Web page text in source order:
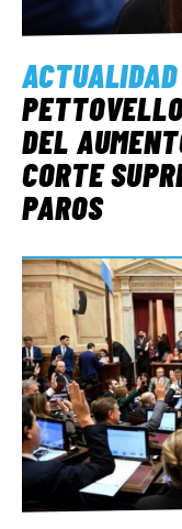
ACTUALIDAD
DEL
CORTE
PAROS